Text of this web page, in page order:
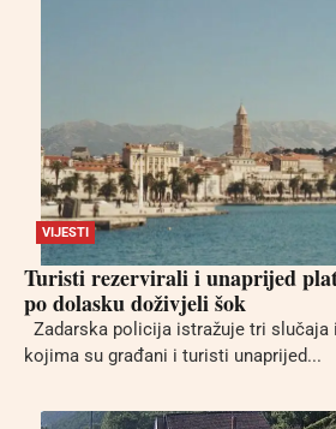
VIJESTI
Turisti rezervirali i unaprijed
po dolasku doživjeli šok
Zadarska policija istražuje tri slučaja
kojima su građani i turisti unaprijed...